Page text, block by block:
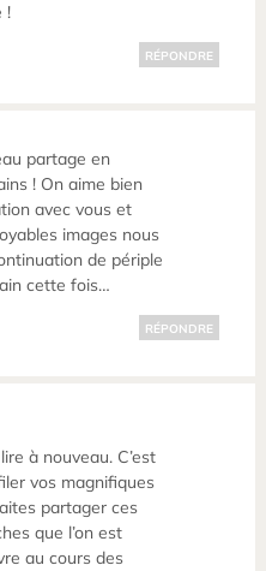
!
RÉPONDRE
partage en
! On aime bien
avec vous et
images nous
de périple
cette fois…
RÉPONDRE
à nouveau. C’est
vos magnifiques
partager ces
que l’on est
au cours des